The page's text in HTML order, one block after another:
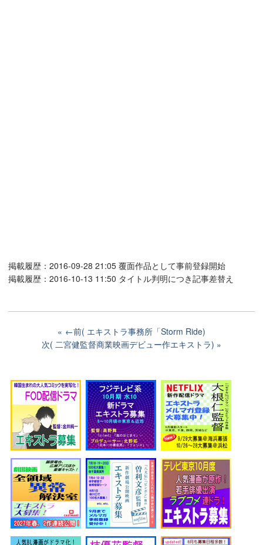
掲載履歴：2016-09-28 21:05 覆面作品として事前登録開始
掲載履歴：2016-10-13 11:50 タイトル判明につき記事差替え
←前( エキストラ事務所「Storm Ride)
次( 二宮健監督商業映画デビュー作エキストラ)